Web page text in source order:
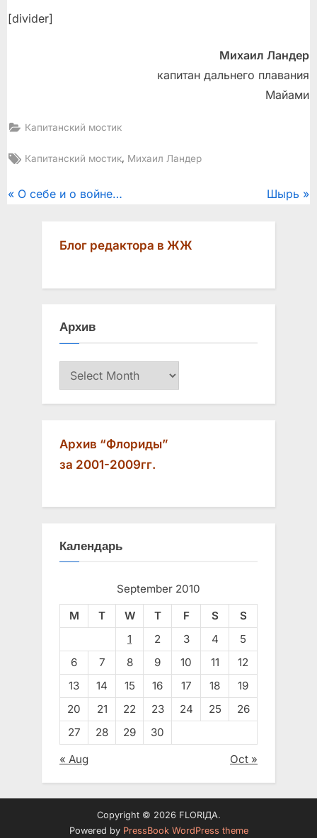
[divider]
Михаил Ландер
капитан дальнего плавания
Майами
Капитанский мостик
Tags:
Капитанский мостик, Михаил Ландер
Post
P
О себе и о войне…
N
o
Шырь
Блог редактора в ЖЖ
Архив
Архив
Архив “Флориды”
за 2001-2009гг.
Календарь
September 2010
M
T W T F S
S
1
2 3 4
5
6
7 8 9 10 11
12
13
14 15 16 17 18
19
20
21 22 23 24 25
26
27
28 29
30
« Aug
Oct »
Copyright © 2026 FLORIДА.
Powered by PressBook WordPress theme